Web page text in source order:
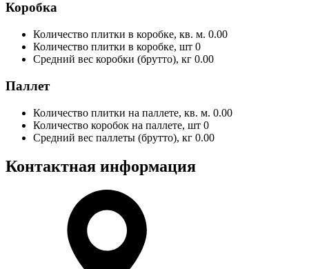
Коробка
Количество плитки в коробке, кв. м. 0.00
Количество плитки в коробке, шт 0
Средний вес коробки (брутто), кг 0.00
Паллет
Количество плитки на паллете, кв. м. 0.00
Количество коробок на паллете, шт 0
Средний вес паллеты (брутто), кг 0.00
Контактная информация